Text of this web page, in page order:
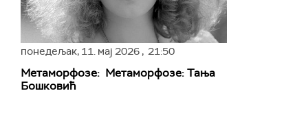
понедељак, 11. мај 2026 , 21:50
Метаморфозе: Метаморфозе: Тања
Бошковић